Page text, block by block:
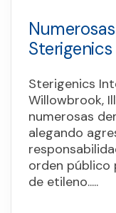
Sterigenics
Sterigenics
Willowbrook,
numerosas
alegando
orden público
de etileno.....